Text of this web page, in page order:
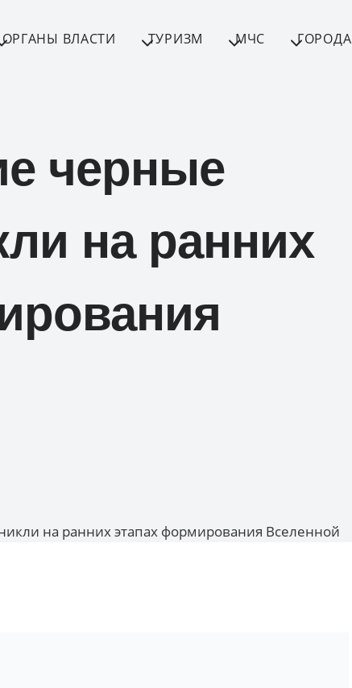
ОРГАНЫ ВЛАСТИ ТУРИЗМ МЧС ГОРОДА
черные
на ранних
на ранних этапах формирования Вселенной